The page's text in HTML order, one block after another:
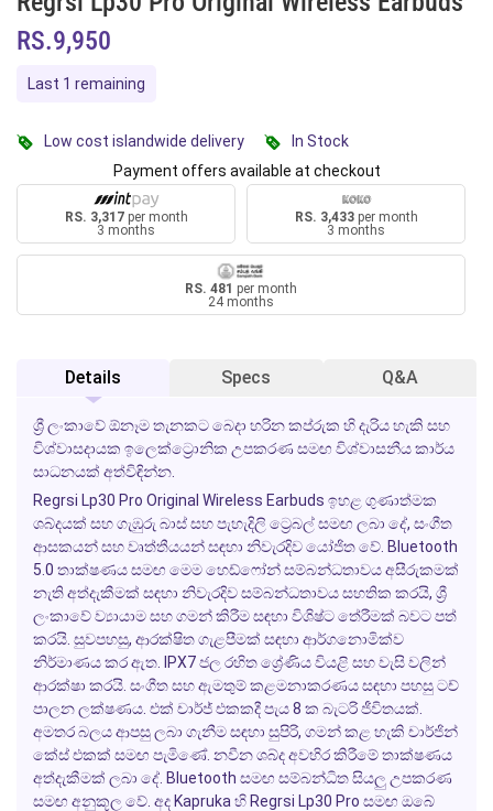
RS.9,950
Last 1 remaining
Low cost islandwide delivery
In Stock
Payment offers available at checkout
RS. 3,317per month
3 months
RS. 3,433per month
3 months
RS. 481 per month
24 months
Details Specs Q&A
ශ්‍රී ලංකාවේ ඕනෑම තැනකට බෙදා හරින කප්රුක හි දැරිය හැකි සහ
විශ්වාසදායක ඉලෙක්ට්‍රොනික උපකරණ සමඟ විශ්වාසනීය කාර්ය
සාධනයක් අත්විඳින්න.
Regrsi Lp30 Pro Original Wireless Earbuds ඉහළ ගුණාත්මක
ශබ්දයක් සහ ගැඹුරු බාස් සහ පැහැදිලි ට්‍රෙබල් සමඟ ලබා දේ, සංගීත
ආසකයන් සහ වෘත්තීයයන් සඳහා නිවැරදිව යෝජිත වේ. Bluetooth
5.0 තාක්ෂණය සමඟ මෙම හෙඩ්ෆෝන් සම්බන්ධතාවය අසීරුකමක්
නැති අත්දැකීමක් සඳහා නිවැරදිව සම්බන්ධතාවය සහතික කරයි, ශ්‍රී
ලංකාවේ ව්‍යායාම සහ ගමන් කිරීම සඳහා විශිෂ්ට තේරීමක් බවට පත්
කරයි. සුවපහසු, ආරක්ෂිත ගැළපීමක් සඳහා ආර්ගනොමික්ව
නිර්මාණය කර ඇත. IPX7 ජල රහිත ශ්‍රේණිය වියළි සහ වැසි වලින්
ආරක්ෂා කරයි. සංගීත සහ ඇමතුම් කළමනාකරණය සඳහා පහසු ටච්
පාලන ලක්ෂණය. එක් චාර්ජ් එකකදී පැය 8 ක බැටරි ජීවිතයක්.
අමතර බලය ආපසු ලබා ගැනීම සඳහා සුපිරි, ගමන් කළ හැකි චාර්ජින්
කේස් එකක් සමඟ පැමිණේ. නවීන ශබ්ද අවහිර කිරීමේ තාක්ෂණය
අත්දැකීමක් ලබා දේ. Bluetooth සමඟ සම්බන්ධිත සියලු උපකරණ
සමඟ අනුකූල වේ. අද Kapruka හි Regrsi Lp30 Pro සමඟ ඔබේ